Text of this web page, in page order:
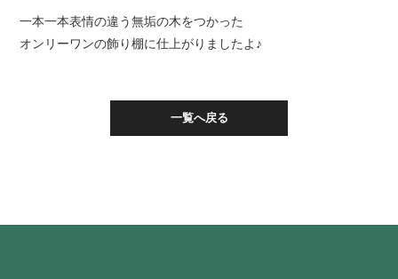
一本一本表情の違う無垢の木をつかった
オンリーワンの飾り棚に仕上がりましたよ♪
一覧へ戻る